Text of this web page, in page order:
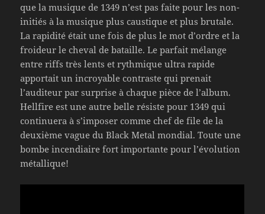
que la musique de 1349 n’est pas faite pour les non-
initiés à la musique plus caustique et plus brutale.
La rapidité était une fois de plus le mot d’ordre et la
froideur le cheval de bataille. Le parfait mélange
entre riffs très lents et rythmique ultra rapide
apportait un incroyable contraste qui prenait
l’auditeur par surprise à chaque pièce de l’album.
Hellfire est une autre belle résiste pour 1349 qui
continuera à s’imposer comme chef de file de la
deuxième vague du Black Metal mondial. Toute une
bombe incendiaire fort importante pour l’évolution
métallique!